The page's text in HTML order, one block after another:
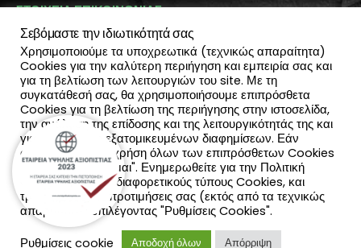
ΣΤΟΙΧΕΙΑ ΕΠΙΚΟΙΝΩΝΙΑΣ
Διεύθυνση:
Πύλη Ιησού 6, Ηράκλειο Κρήτης
ΤΗΛΕΦΩΝΟ:
2810 300 657, 2810 390 668
(Viber & Watsapp): 6940812064
EMAIL:
info@katadromeasclub.gr
SOCIAL
Σεβόμαστε την ιδιωτικότητά σας
Χρησιμοποιούμε τα υποχρεωτικά (τεχνικώς απαραίτητα)
Cookies για την καλύτερη περιήγηση και εμπειρία σας και
για τη βελτίωση των λειτουργιών του site. Με τη
συγκατάθεσή σας, θα χρησιμοποιήσουμε επιπρόσθετα
Cookies για τη βελτίωση της περιήγησης στην ιστοσελίδα,
την ανάλυση της επίδοσης και της λειτουργικότητάς της και
για την παροχή εξατομικευμένων διαφημίσεων. Εάν
συμφωνείς με τη χρήση όλων των επιπρόσθετων Cookies
επίλεξε "Αποδέχομαι". Ενημερωθείτε για την Πολιτική
Cookies και τους διαφορετικούς τύπους Cookies, και
τροποποίησε τις προτιμήσεις σας (εκτός από τα τεχνικώς
απαραίτητα) επιλέγοντας "Ρυθμίσεις Cookies".
Ρυθμίσεις cookie
Αποδοχή όλων Απόρριψη